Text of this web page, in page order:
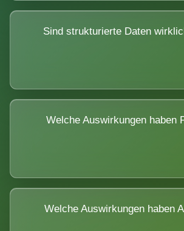
Sind strukturierte Daten
Welche Auswirkungen haben
Welche Auswirkungen haben